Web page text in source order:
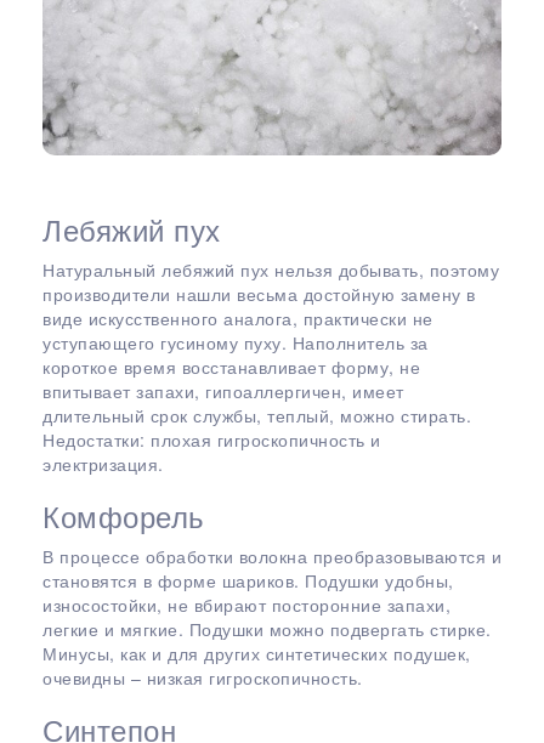
Лебяжий пух
Натуральный лебяжий пух нельзя добывать, поэтому
производители нашли весьма достойную замену в
виде искусственного аналога, практически не
уступающего гусиному пуху. Наполнитель за
короткое время восстанавливает форму, не
впитывает запахи, гипоаллергичен, имеет
длительный срок службы, теплый, можно стирать.
Недостатки: плохая гигроскопичность и
электризация.
Комфорель
В процессе обработки волокна преобразовываются и
становятся в форме шариков. Подушки удобны,
износостойки, не вбирают посторонние запахи,
легкие и мягкие. Подушки можно подвергать стирке.
Минусы, как и для других синтетических подушек,
очевидны – низкая гигроскопичность.
Синтепон